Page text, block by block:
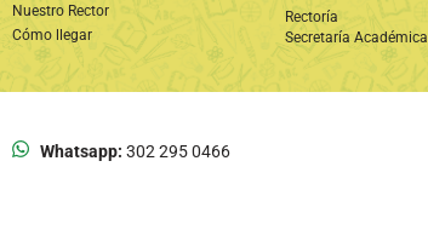
Nuestro Rector
Cómo llegar
Rectoría
Secretaría Académica
Whatsapp: 302 295 0466